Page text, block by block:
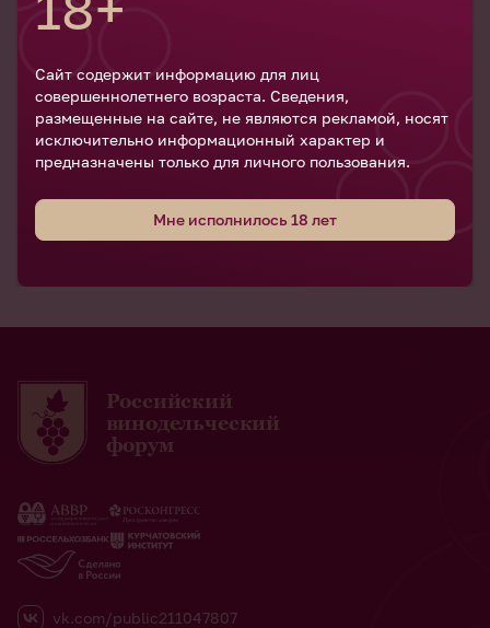
Виктория Мамичева
Генеральный директор Very Important Cargo
Российский
винодельческий
форум
vk.com/public211047807
Сайт содержит информацию для лиц
совершеннолетнего возраста. Сведения,
размещенные на сайте, не являются рекламой, носят
исключительно информационный характер и
предназначены только для личного пользования.
Мне исполнилось 18 лет